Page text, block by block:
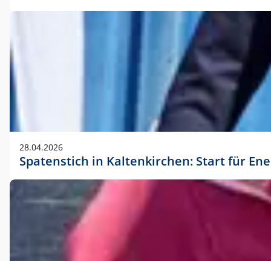
28.04.2026
Spatenstich in Kaltenkirchen: Start für